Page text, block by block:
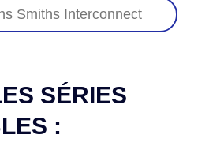
SÉRIES
: